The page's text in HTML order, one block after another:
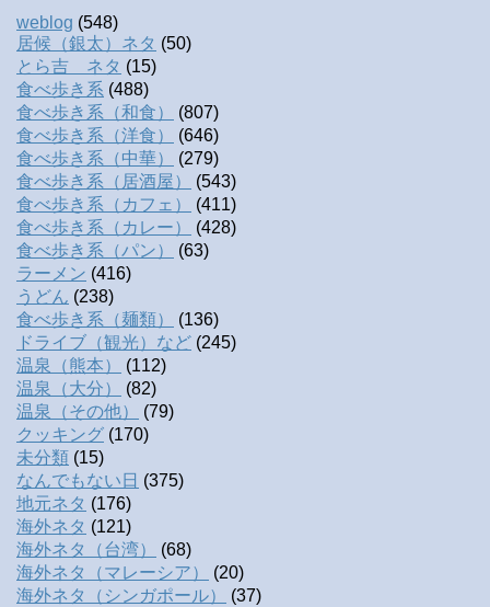
weblog (548)
居候（銀太）ネタ (50)
とら吉 ネタ (15)
食べ歩き系 (488)
食べ歩き系（和食）
(807)
食べ歩き系（洋食）
(646)
食べ歩き系（中華）
(279)
食べ歩き系（居酒屋）
(543)
食べ歩き系（カフェ）
(411)
食べ歩き系（カレー）
(428)
食べ歩き系（パン）
(63)
ラーメン (416)
うどん (238)
食べ歩き系（麺類）
(136)
ドライブ（観光）など (245)
温泉（熊本）
(112)
温泉（大分）
(82)
温泉（その他）
(79)
クッキング (170)
未分類 (15)
なんでもない日 (375)
地元ネタ (176)
海外ネタ (121)
海外ネタ（台湾）
(68)
海外ネタ（マレーシア）
(20)
海外ネタ（シンガポール）
(37)